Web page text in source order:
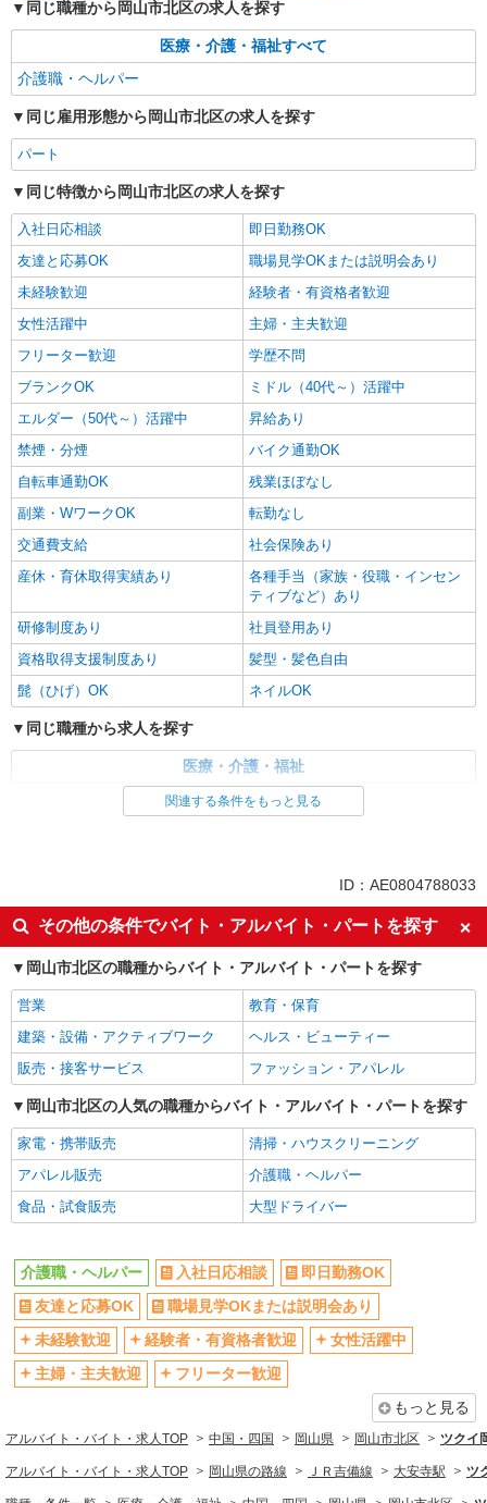
同じ職種から岡山市北区の求人を探す
医療・介護・福祉すべて
介護職・ヘルパー
同じ雇用形態から岡山市北区の求人を探す
パート
同じ特徴から岡山市北区の求人を探す
入社日応相談
即日勤務OK
友達と応募OK
職場見学OKまたは説明会あり
未経験歓迎
経験者・有資格者歓迎
女性活躍中
主婦・主夫歓迎
フリーター歓迎
学歴不問
ブランクOK
ミドル（40代～）活躍中
エルダー（50代～）活躍中
昇給あり
禁煙・分煙
バイク通勤OK
自転車通勤OK
残業ほぼなし
副業・WワークOK
転勤なし
交通費支給
社会保険あり
産休・育休取得実績あり
各種手当（家族・役職・インセン
ティブなど）あり
研修制度あり
社員登用あり
資格取得支援制度あり
髪型・髪色自由
髭（ひげ）OK
ネイルOK
同じ職種から求人を探す
医療・介護・福祉
副業・WワークOK
交通費支給
社会保険あり
産休・育休取得実績あり
社員登用あり
関連する条件をもっと見る
ID：AE0804788033
その他の条件でバイト・アルバイト・パートを探す
岡山市北区の職種からバイト・アルバイト・パートを探す
営業
教育・保育
建築・設備・アクティブワーク
ヘルス・ビューティー
販売・接客サービス
ファッション・アパレル
岡山市北区の人気の職種からバイト・アルバイト・パートを探す
家電・携帯販売
清掃・ハウスクリーニング
アパレル販売
介護職・ヘルパー
食品・試食販売
大型ドライバー
介護職・ヘルパー 入社日応相談
即日勤務OK
友達と応募OK
職場見学OKまたは説明会あり
未経験歓迎
経験者・有資格者歓迎
女性活躍中
主婦・主夫歓迎
フリーター歓迎
もっと見る
アルバイト・バイト・求人TOP 中国・四国 岡山県 岡山市北区 ツクイ
アルバイト・バイト・求人TOP 岡山県の路線 ＪＲ吉備線 大安寺駅 ツ